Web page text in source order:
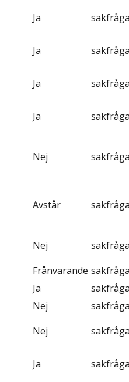
Ja
Ja
Ja
Ja
Nej
Avstår
Nej
Frånvarande
Ja
Nej
Nej
Ja